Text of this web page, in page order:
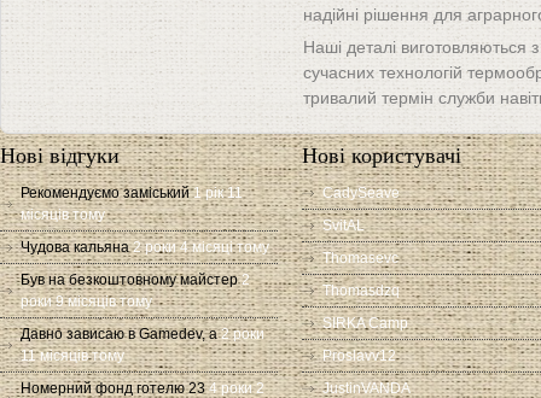
надійні рішення для
Наші деталі виготовляються
сучасних технологій
тривалий термін служби
Нові відгуки
Рекомендуємо заміський 1 рік 11
місяців тому
Чудова кальяна 2 роки 4 місяці тому
Був на безкоштовному майстер 2
роки 9 місяців тому
Давно зависаю в Gamedev, а 2 роки
11 місяців тому
Номерний фонд готелю 23 4 роки 2
Нові користувачі
CadySeave
SvitAL
Thomasevc
Thomasdzq
SIRKA Camp
Proslavv12
JustinVANDA